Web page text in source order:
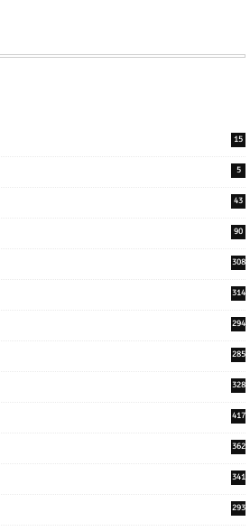
15
5
43
90
308
314
294
285
328
417
362
341
293